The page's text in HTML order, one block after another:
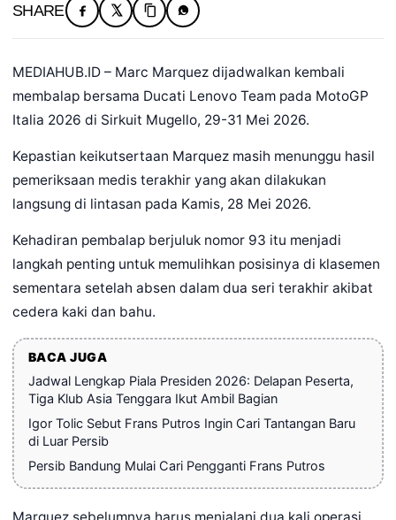
SHARE
MEDIAHUB.ID – Marc Marquez dijadwalkan kembali
membalap bersama Ducati Lenovo Team pada MotoGP
Italia 2026 di Sirkuit Mugello, 29-31 Mei 2026.
Kepastian keikutsertaan Marquez masih menunggu hasil
pemeriksaan medis terakhir yang akan dilakukan
langsung di lintasan pada Kamis, 28 Mei 2026.
Kehadiran pembalap berjuluk nomor 93 itu menjadi
langkah penting untuk memulihkan posisinya di klasemen
sementara setelah absen dalam dua seri terakhir akibat
cedera kaki dan bahu.
BACA JUGA
Jadwal Lengkap Piala Presiden 2026: Delapan Peserta,
Tiga Klub Asia Tenggara Ikut Ambil Bagian
Igor Tolic Sebut Frans Putros Ingin Cari Tantangan Baru
di Luar Persib
Persib Bandung Mulai Cari Pengganti Frans Putros
Marquez sebelumnya harus menjalani dua kali operasi.